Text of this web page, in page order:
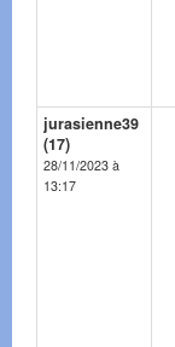
jurasienne39
(17)
28/11/2023 à
13:17